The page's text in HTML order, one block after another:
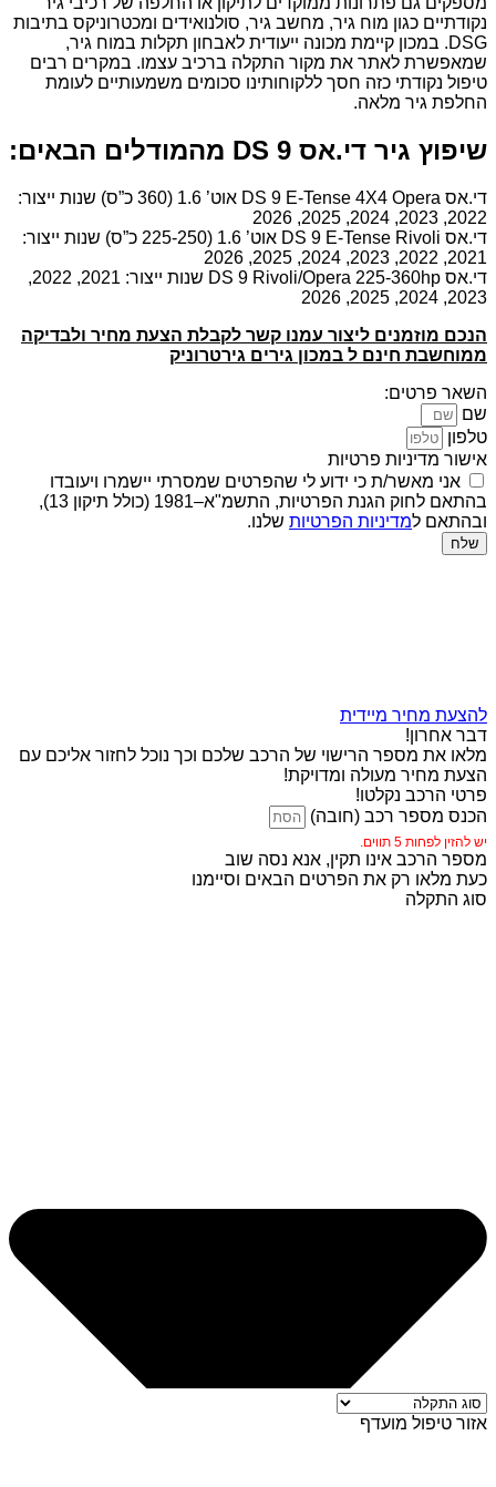
נקודתיים כגון מוח גיר, מחשב גיר, סולנואידים ומכטרוניקס בתיבות
DSG. במכון קיימת מכונה ייעודית לאבחון תקלות במוח גיר,
שמאפשרת לאתר את מקור התקלה ברכיב עצמו. במקרים רבים
טיפול נקודתי כזה חסך ללקוחותינו סכומים משמעותיים לעומת
החלפת גיר מלאה.
שיפוץ גיר די.אס DS 9 מהמודלים הבאים:
די.אס DS 9 E-Tense 4X4 Opera אוט’ 1.6 (360 כ”ס) שנות ייצור:
2022, 2023, 2024, 2025, 2026
די.אס DS 9 E-Tense Rivoli אוט’ 1.6 (225-250 כ”ס) שנות ייצור:
2021, 2022, 2023, 2024, 2025, 2026
די.אס DS 9 Rivoli/Opera 225-360hp שנות ייצור: 2021, 2022,
2023, 2024, 2025, 2026
הנכם מוזמנים ליצור עמנו קשר לקבלת הצעת מחיר ולבדיקה
ממוחשבת חינם ל במכון גירים גירטרוניק
השאר פרטים:
שם
טלפון
אישור מדיניות פרטיות
אני מאשר/ת כי ידוע לי שהפרטים שמסרתי יישמרו ויעובדו
בהתאם לחוק הגנת הפרטיות, התשמ"א–1981 (כולל תיקון 13),
ובהתאם למדיניות הפרטיות שלנו.
שלח
להצעת מחיר מיידית
דבר אחרון!
מלאו את מספר הרישוי של הרכב שלכם וכך נוכל לחזור אליכם עם
הצעת מחיר מעולה ומדויקת!
פרטי הרכב נקלטו!
הכנס מספר רכב (חובה)
יש להזין לפחות 5 תווים.
מספר הרכב אינו תקין, אנא נסה שוב
כעת מלאו רק את הפרטים הבאים וסיימנו
סוג התקלה
אזור טיפול מועדף